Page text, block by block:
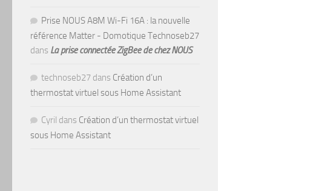
Prise NOUS A8M Wi-Fi 16A : la nouvelle
référence Matter - Domotique Technoseb27
dans La prise connectée ZigBee de chez NOUS
technoseb27 dans Création d’un
thermostat virtuel sous Home Assistant
Cyril dans Création d’un thermostat virtuel
sous Home Assistant